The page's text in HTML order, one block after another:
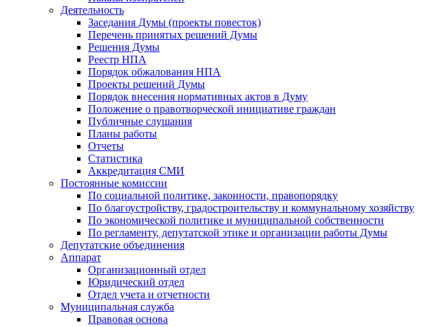
Деятельность
Заседания Думы (проекты повесток)
Перечень принятых решений Думы
Решения Думы
Реестр НПА
Порядок обжалования НПА
Проекты решений Думы
Порядок внесения нормативных актов в Думу
Положение о правотворческой инициативе граждан
Публичные слушания
Планы работы
Отчеты
Статистика
Аккредитация СМИ
Постоянные комиссии
По социальной политике, законности, правопорядку
По благоустройству, градостроительству и коммунальному хозяйству
По экономической политике и муниципальной собственности
По регламенту, депутатской этике и организации работы Думы
Депутатские объединения
Аппарат
Организационный отдел
Юридический отдел
Отдел учета и отчетности
Муниципальная служба
Правовая основа